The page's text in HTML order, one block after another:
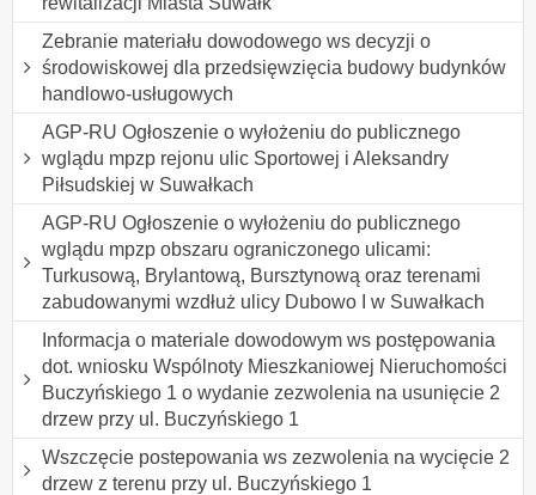
Zebranie materiału dowodowego ws decyzji o
środowiskowej dla przedsięwzięcia budowy budynków
handlowo-usługowych
AGP-RU Ogłoszenie o wyłożeniu do publicznego
wglądu mpzp rejonu ulic Sportowej i Aleksandry
Piłsudskiej w Suwałkach
AGP-RU Ogłoszenie o wyłożeniu do publicznego
wglądu mpzp obszaru ograniczonego ulicami:
Turkusową, Brylantową, Bursztynową oraz terenami
zabudowanymi wzdłuż ulicy Dubowo I w Suwałkach
Informacja o materiale dowodowym ws postępowania
dot. wniosku Wspólnoty Mieszkaniowej Nieruchomości
Buczyńskiego 1 o wydanie zezwolenia na usunięcie 2
drzew przy ul. Buczyńskiego 1
Wszczęcie postepowania ws zezwolenia na wycięcie 2
drzew z terenu przy ul. Buczyńskiego 1